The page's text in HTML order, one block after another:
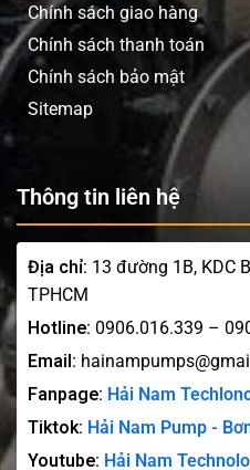
Chính sách giao hàng
Chính sách thanh toán
Chính sách bảo mật
Sitemap
Thông tin liên hệ
Địa chỉ: 13 đường 1B, KDC
TPHCM
Hotline: 0906.016.339 –
Email:
Fanpage: Hải Nam
Tiktok: Hải Nam Pump -
Youtube: Hải Nam